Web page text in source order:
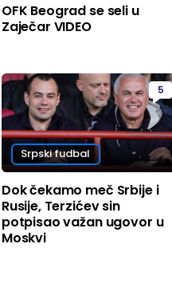
OFK Beograd se seli u
Zaječar VIDEO
5
Srpski fudbal
Dok čekamo meč Srbije i
Rusije, Terzićev sin
potpisao važan ugovor u
Moskvi